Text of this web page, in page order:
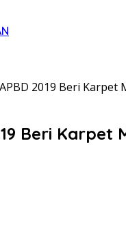
2019 Beri
Beri